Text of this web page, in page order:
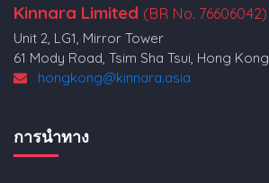
Kinnara Limited (BR No. 76606042)
Unit 2, LG1, Mirror Tower
61 Mody Road, Tsim Sha Tsui, Hong Kong
hongkong@kinnara.asia
การนำทาง